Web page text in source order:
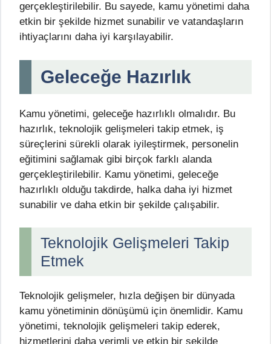
gerçekleştirilebilir. Bu sayede, kamu yönetimi daha
etkin bir şekilde hizmet sunabilir ve vatandaşların
ihtiyaçlarını daha iyi karşılayabilir.
Geleceğe Hazırlık
Kamu yönetimi, geleceğe hazırlıklı olmalıdır. Bu
hazırlık, teknolojik gelişmeleri takip etmek, iş
süreçlerini sürekli olarak iyileştirmek, personelin
eğitimini sağlamak gibi birçok farklı alanda
gerçekleştirilebilir. Kamu yönetimi, geleceğe
hazırlıklı olduğu takdirde, halka daha iyi hizmet
sunabilir ve daha etkin bir şekilde çalışabilir.
Teknolojik Gelişmeleri Takip
Etmek
Teknolojik gelişmeler, hızla değişen bir dünyada
kamu yönetiminin dönüşümü için önemlidir. Kamu
yönetimi, teknolojik gelişmeleri takip ederek,
hizmetlerini daha verimli ve etkin bir şekilde